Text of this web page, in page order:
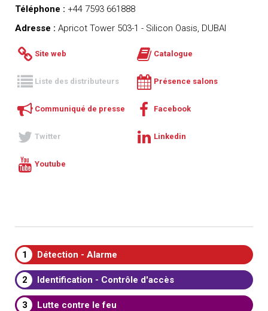
Téléphone : +44 7593 661888
Adresse : Apricot Tower 503-1 - Silicon Oasis, DUBAI
Site web Catalogue
Liste des distributeurs Présence salons
Communiqué de presse Facebook
Twitter Linkedin
Youtube
1 Détection - Alarme
2 Identification - Contrôle d'accès
3 Lutte contre le feu